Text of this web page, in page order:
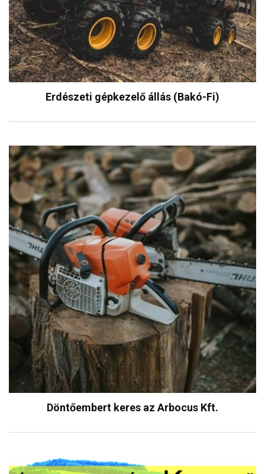
Erdészeti gépkezelő állás (Bakó-Fi)
Döntőembert keres az Arbocus Kft.